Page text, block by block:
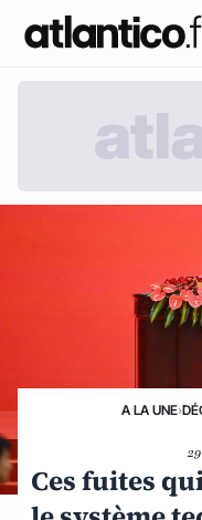
A LA UNE›
Ces fuites